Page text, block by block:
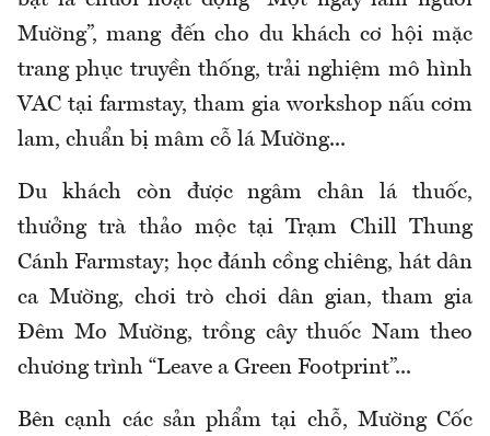
Mường”, mang đến cho du khách cơ hội mặc
trang phục truyền thống, trải nghiệm mô hình
VAC tại farmstay, tham gia workshop nấu cơm
lam, chuẩn bị mâm cỗ lá Mường...
Du khách còn được ngâm chân lá thuốc,
thưởng trà thảo mộc tại Trạm Chill Thung
Cánh Farmstay; học đánh cồng chiêng, hát dân
ca Mường, chơi trò chơi dân gian, tham gia
Đêm Mo Mường, trồng cây thuốc Nam theo
chương trình “Leave a Green Footprint”...
Bên cạnh các sản phẩm tại chỗ, Mường Cốc